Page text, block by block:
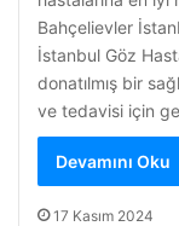
Bahçelievler
İstanbul Göz
donatılmış bir
ve tedavisi için
Devamını Oku
17 Kasım 2024